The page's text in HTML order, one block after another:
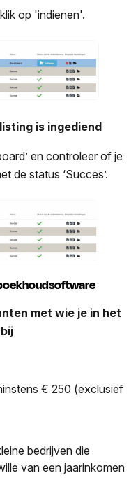
op 'indienen'.
is ingediend
en controleer of je
de status ‘Succes’.
met wie je in het
€ 250 (exclusief
bedrijven die
van een jaarinkomen